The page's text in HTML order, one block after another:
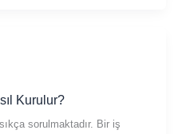
Kurulur?
sorulmaktadır. Bir iş